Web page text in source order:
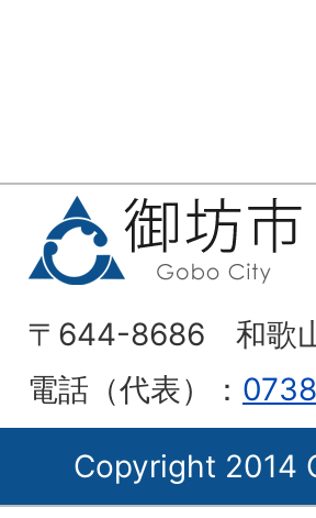
〒644-8686 和歌
電話（代表）：
Copyright 2014